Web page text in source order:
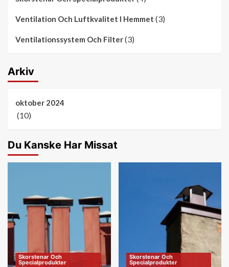
Ventilation Och Luftkvalitet I Hemmet (3)
Ventilationssystem Och Filter(3)
Arkiv
oktober 2024
(10)
Du Kanske Har Missat
Skorstenar Och
Specialprodukter
Skorstenar Och
Specialprodukter